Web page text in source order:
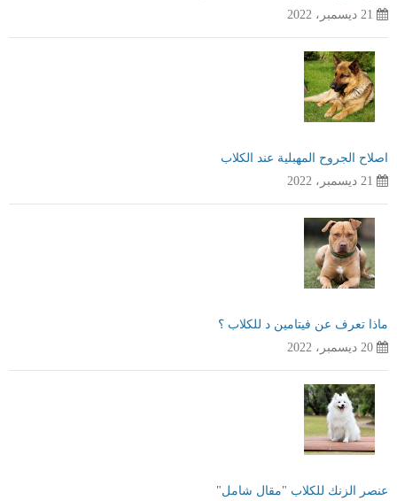
21 ديسمبر، 2022
اصلاح الجروح المهبلية عند الكلاب
21 ديسمبر، 2022
ماذا تعرف عن فيتامين د للكلاب ؟
20 ديسمبر، 2022
عنصر الزنك للكلاب "مقال شامل"